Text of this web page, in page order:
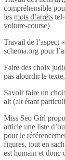
compréhensible
les mots d’arrêts
voiture-course)
Travail de l’aspect «
schema.org pour
Faire des choix
pas alourdir le
Savoir faire un
alt (alt étant
Miss Seo Girl
article une liste
pour le
figures, tout en
est humain et donc